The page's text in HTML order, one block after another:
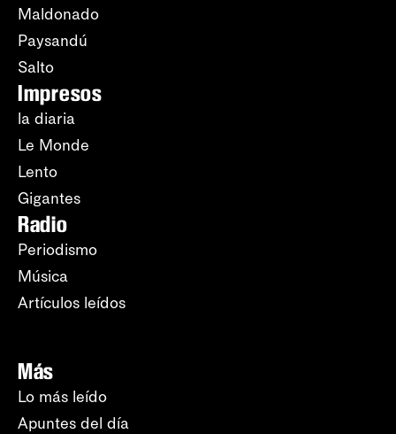
Maldonado
Paysandú
Salto
Impresos
la diaria
Le Monde
Lento
Gigantes
Radio
Periodismo
Música
Artículos leídos
Más
Lo más leído
Apuntes del día